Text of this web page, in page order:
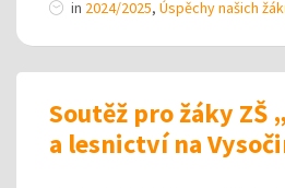
in 2024/2025, Úspěchy našich
Soutěž pro žáky ZŠ
a lesnictví na